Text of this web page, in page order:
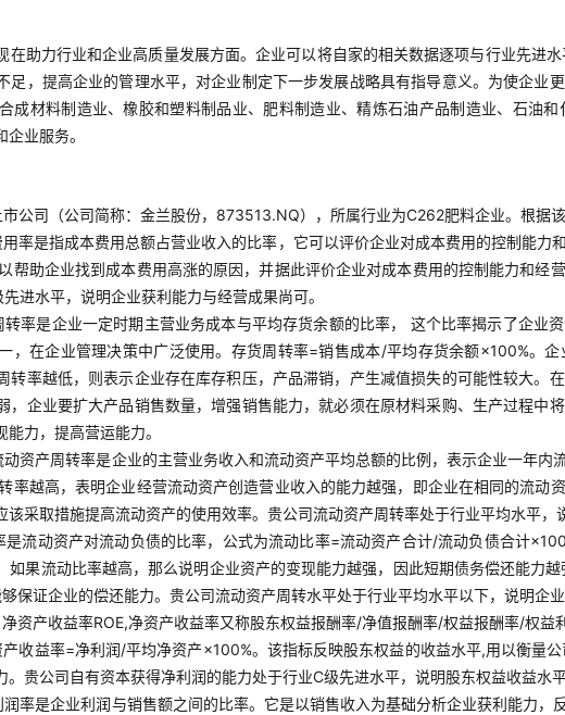
在助力行业和企业高质量发展方面。企业可以将自家的相关数据逐项与行业先进
足，提高企业的管理水平，对企业制定下一步发展战略具有指导意义。为使企业
成材料制造业、橡胶和塑料制品业、肥料制造业、精炼石油产品制造业、石油
业服务。
公司（公司简称：金兰股份，873513.NQ），所属行业为C262肥料企业。根据
用率是指成本费用总额占营业收入的比率，它可以评价企业对成本费用的控制能
帮助企业找到成本费用高涨的原因，并据此评价企业对成本费用的控制能力和经
进水平，说明企业获利能力与经营成果尚可。
转率是企业一定时期主营业务成本与平均存货余额的比率， 这个比率揭示了企业
，在企业管理决策中广泛使用。存货周转率=销售成本/平均存货余额×100%。
转率越低，则表示企业存在库存积压，产品滞销，产生减值损失的可能性较大。
，企业要扩大产品销售数量，增强销售能力，就必须在原材料采购、生产过程中
力，提高营运能力。
动资产周转率是企业的主营业务收入和流动资产平均总额的比例，表示企业一年
率越高，表明企业经营流动资产创造营业收入的能力越强，即企业在相同的流动
采取措施提高流动资产的使用效率。贵公司流动资产周转率处于行业平均水平，
是流动资产对流动负债的比率，公式为流动比率=流动资产合计/流动负债合计
如果流动比率越高，那么说明企业资产的变现能力越强，因此短期债务偿还能力
保证企业的偿还能力。贵公司流动资产周转水平处于行业平均水平以下，说明企
净资产收益率ROE,净资产收益率又称股东权益报酬率/净值报酬率/权益报酬率/权
收益率=净利润/平均净资产×100%。该指标反映股东权益的收益水平,用以衡量
贵公司自有资本获得净利润的能力处于行业C级先进水平，说明股东权益收益水
润率是企业利润与销售额之间的比率。它是以销售收入为基础分析企业获利能力